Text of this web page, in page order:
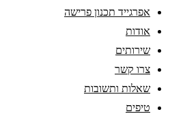
אפרגייד תכנון פרישה
אודות
שירותים
צרו קשר
שאלות ותשובות
טיפים